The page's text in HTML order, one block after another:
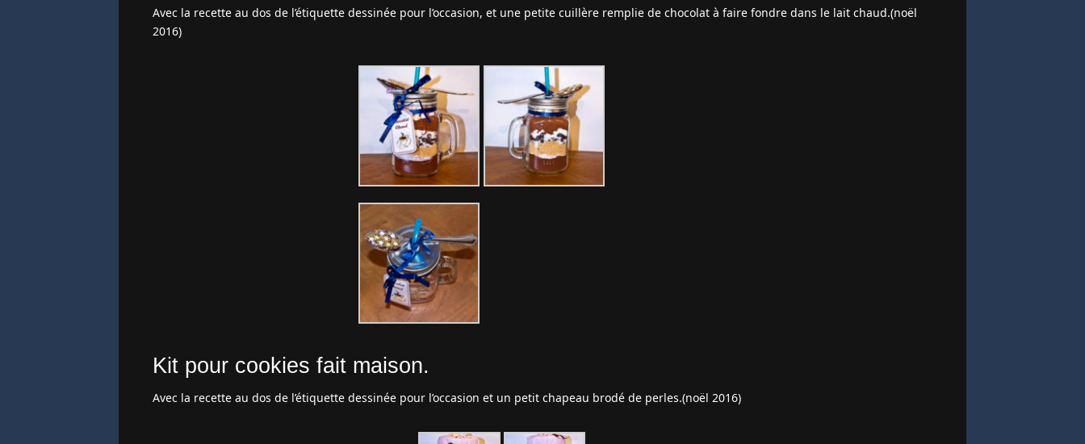
Avec la recette au dos de l’étiquette dessinée pour l’occasion, et une petite cuillère remplie de chocolat à faire fondre dans le lait chaud.(noël
2016)
Kit pour cookies fait maison.
Avec la recette au dos de l’étiquette dessinée pour l’occasion et un petit chapeau brodé de perles.(noël 2016)